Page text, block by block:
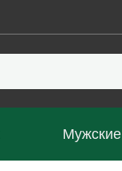
Мужские